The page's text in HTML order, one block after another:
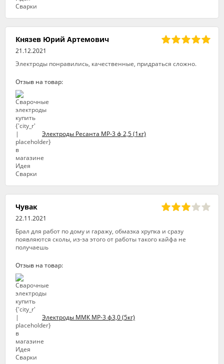
Князев Юрий Артемович
21.12.2021
Электроды понравились, качественные, придраться сложно.
Отзыв на товар:
Электроды Ресанта МР-3 ф 2,5 (1кг)
Чувак
22.11.2021
Брал для работ по дому и гаражу, обмазка хрупка и сразу
появляются сколы, из-за этого от работы такого кайфа не
получаешь
Отзыв на товар:
Электроды ММК МР-3 ф3,0 (5кг)